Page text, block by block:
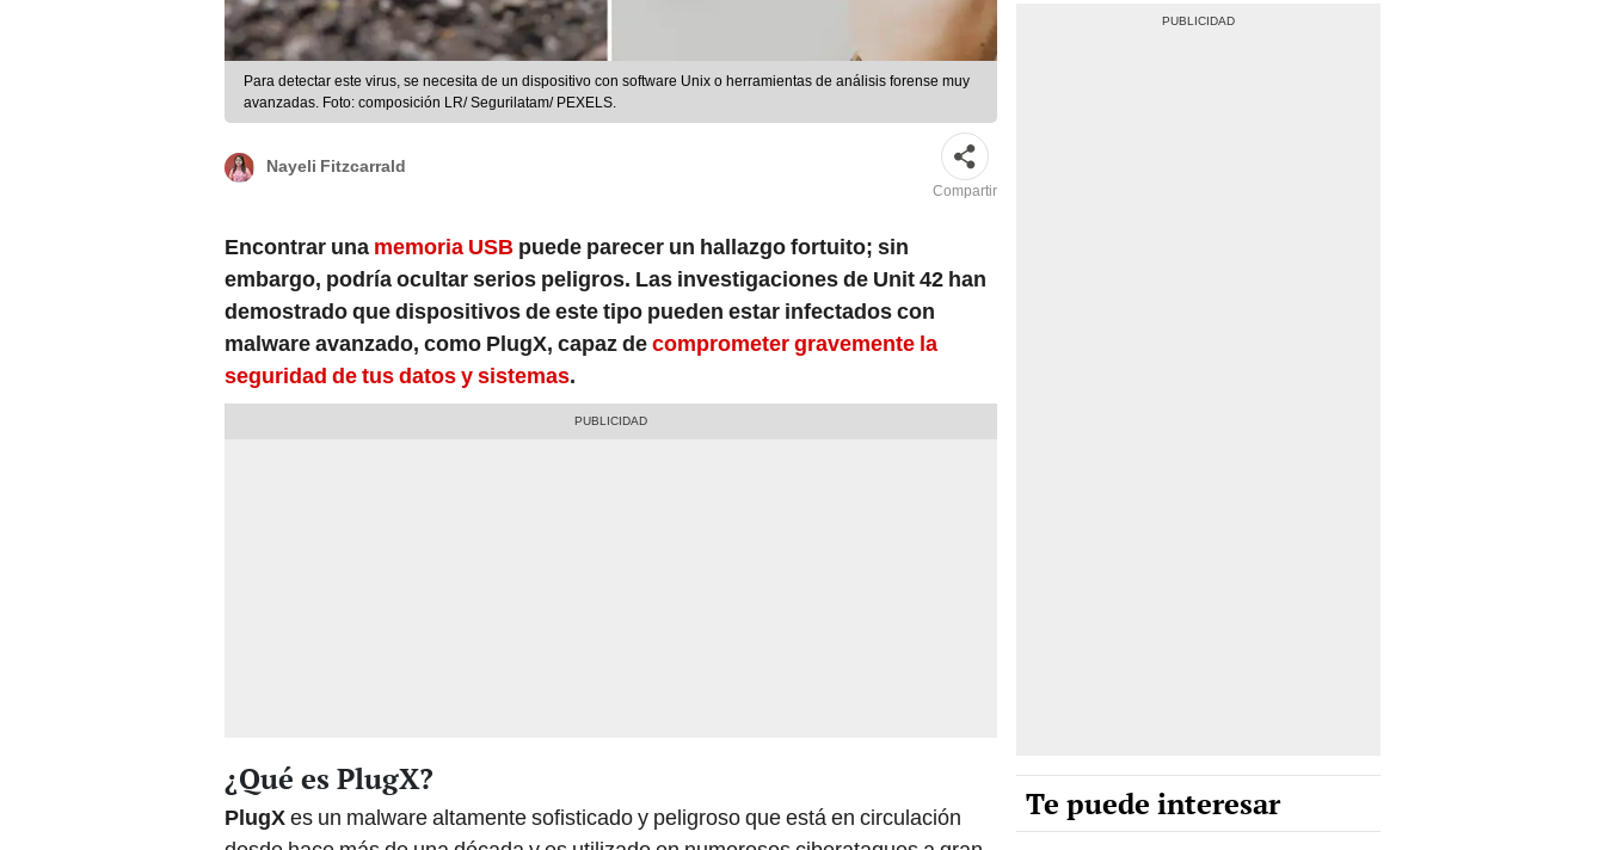
Para detectar este virus, se necesita de un dispositivo con software Unix o herramientas de análisis forense muy
avanzadas. Foto: composición LR/ Segurilatam/ PEXELS.
Nayeli Fitzcarrald
Compartir
Encontrar una memoria USB puede parecer un hallazgo fortuito; sin
embargo, podría ocultar serios peligros. Las investigaciones de Unit 42 han
demostrado que dispositivos de este tipo pueden estar infectados con
malware avanzado, como PlugX, capaz decomprometer gravemente la
seguridad de tus datos y sistemas.
¿Qué es PlugX?
PlugXes un malware altamente sofisticado y peligroso que está en circulación
Te puede interesar